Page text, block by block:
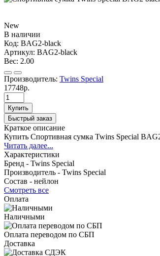
New
В наличии
Код: BAG2-black
Артикул: BAG2-black
Вес: 2.00
Производитель: Twins Special
17748р.
Купить
Быстрый заказ
Краткое описание
Купить Спортивная сумка Twins Special
Читать далее...
Характеристики
Бренд - Twins Special
Производитель - Twins Special
Состав - нейлон
Смотреть все
Оплата
Наличными
Оплата переводом по СБП
Доставка